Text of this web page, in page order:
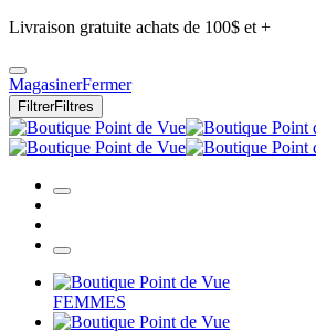
Livraison gratuite achats de 100$ et +
MagasinerFermer
FiltrerFiltres
FEMMES